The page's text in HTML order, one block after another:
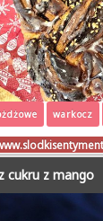
warkocz
cukru z mango